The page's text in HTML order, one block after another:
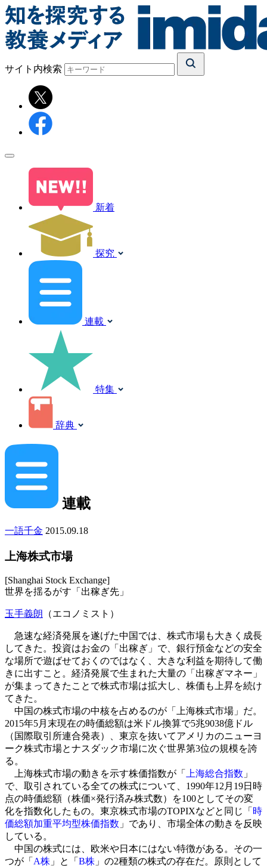
サイト内検索
新着
探究
連載
特集
辞典
連載
一語千金 2015.09.18
上海株式市場
[Shanghai Stock Exchange]
世界を揺るがす「出稼ぎ先」
玉手義朗 （エコノミスト）
急速な経済発展を遂げた中国では、株式市場も大きく成長
してきた。投資はお金の「出稼ぎ」で、銀行預金などの安全
な場所で遊ばせておくのではなく、大きな利益を期待して働
きに出すこと。経済発展で生まれた大量の「出稼ぎマネー」
が集まってきたことで株式市場は拡大し、株価も上昇を続け
てきた。
中国の株式市場の中核を占めるのが「上海株式市場」だ。
2015年5月末現在の時価総額は米ドル換算で5兆9038億ドル
（国際取引所連合発表）、東京を抜いてアメリカのニューヨ
ーク株式市場とナスダック市場に次ぐ世界第3位の規模を誇
る。
上海株式市場の動きを示す株価指数が「
上海総合指数 」
で、取引されている全ての株式について、1990年12月19日時
点の時価総額（株価×発行済み株式数）を100としてその変
化を指数化したもの。東京株式市場のTOPIXなどと同じ「 時
価総額加重平均型株価指数 」であり、市場全体の動きを反映
している。
中国の株式には、欧米や日本にはない特徴がある。その一
つが「 A株 」と「 B株 」の2種類の株式の存在だ。原則として